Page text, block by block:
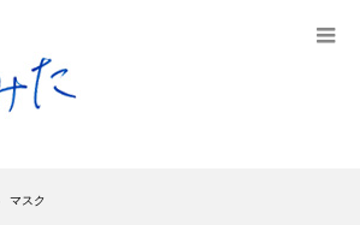
マスク